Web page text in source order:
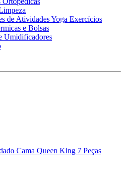
de Atividades Yoga Exercícios
e Bolsas
Umidificadores
Cama Queen King 7 Peças